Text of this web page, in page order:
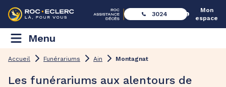
3024
Mon
espace
Menu
Accueil Funérariums Ain Montagnat
Les funérariums aux alentours de